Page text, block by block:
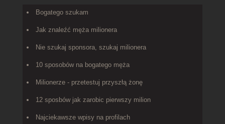
Bogatego szukam
Jak znaleźć męża milionera
Nie szukaj sponsora, szukaj milionera
10 sposobów na bogatego męża
Milionerze - przetestuj przyszłą żonę
12 sposbów jak zarobic pierwszy milion
Najciekawsze wpisy na profilach